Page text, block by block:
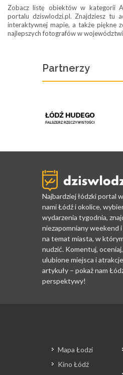
Zobacz listę obiektów w kategorii
portalu dziswlodzi.pl. Znajdziesz tu
interaktywnej mapie, a także piękne
najlepszych fotografów w
Partnerzy
Najbardziej łódzki portal
nami Łódź i okolice,
wydarzenia tygodnia,
niezapomniany weekend
na temat miasta, w
nudzić. Komentuj,
ulubione miejsca i
artykuły – pokaż nam
perspektywy!
Mapa Łodzi
Kino Łódź